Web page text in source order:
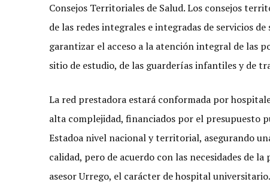
Consejos Territoriales de Salud. Los consejos
de las redes integrales e integradas de servicios
garantizar el acceso a la atención integral de las
sitio de estudio, de las guarderías infantiles y de
La red prestadora estará conformada por
alta complejidad, financiados por el presupuesto
Estadoa nivel nacional y territorial, asegurando
calidad, pero de acuerdo con las necesidades de
asesor Urrego, el carácter de hospital